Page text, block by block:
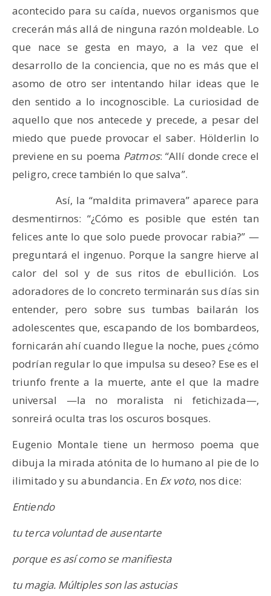
acontecido para su caída, nuevos organismos que
crecerán más allá de ninguna razón moldeable. Lo
que nace se gesta en mayo, a la vez que el
desarrollo de la conciencia, que no es más que el
asomo de otro ser intentando hilar ideas que le
den sentido a lo incognoscible. La curiosidad de
aquello que nos antecede y precede, a pesar del
miedo que puede provocar el saber. Hölderlin lo
previene en su poema Patmos: “Allí donde crece el
peligro, crece también lo que salva”.
​ Así, la “maldita primavera” aparece para
desmentirnos: “¿Cómo es posible que estén tan
felices ante lo que solo puede provocar rabia?” —
preguntará el ingenuo. Porque la sangre hierve al
calor del sol y de sus ritos de ebullición. Los
adoradores de lo concreto terminarán sus días sin
entender, pero sobre sus tumbas bailarán los
adolescentes que, escapando de los bombardeos,
fornicarán ahí cuando llegue la noche, pues ¿cómo
podrían regular lo que impulsa su deseo? Ese es el
triunfo frente a la muerte, ante el que la madre
universal —la no moralista ni fetichizada—,
sonreirá oculta tras los oscuros bosques.
Eugenio Montale tiene un hermoso poema que
dibuja la mirada atónita de lo humano al pie de lo
ilimitado y su abundancia. En Ex voto, nos dice:
Entiendo
tu terca voluntad de ausentarte
porque es así como se manifiesta
tu magia. Múltiples son las astucias